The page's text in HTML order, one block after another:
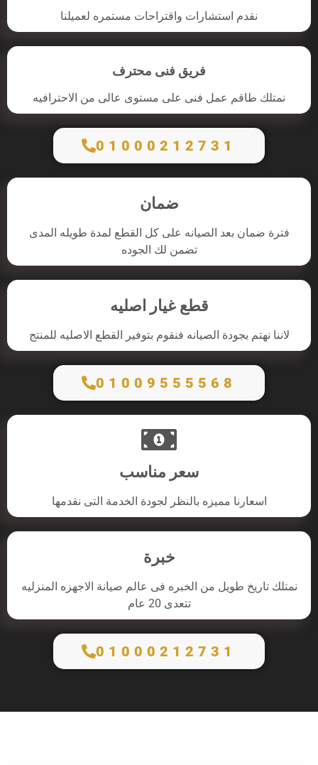
نقدم استشارات واقتراحات مستمره لعميلنا
فريق فنى محترف
نمتلك طاقم عمل فنى على مستوى عالى من الاحترافيه
01000212731
ضمان
فترة ضمان بعد الصيانه على كل القطع لمدة طويله المدى
تضمن لك الجوده
قطع غيار اصليه
لاننا نهتم بجودة الصيانه فنقوم بتوفير القطع الاصليه للمنتج
01009555568
سعر مناسب
اسعارنا مميزه بالنظر لجودة الخدمة التى نقدمها
خبرة
نمتلك تاريخ طويل من الخبره فى عالم صيانة الاجهزه المنزليه
تتعدى 20 عام
01000212731